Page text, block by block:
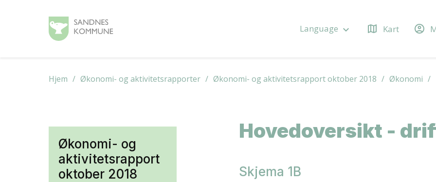
Language keyboard_arrow_down map Kart account_circle
Hjem Økonomi- og aktivitetsrapporter Økonomi- og aktivitetsrapport oktober 2018 Økonomi
Økonomi- og
aktivitetsrapport
oktober 2018
Hovedoversikt -
Skjema 1B